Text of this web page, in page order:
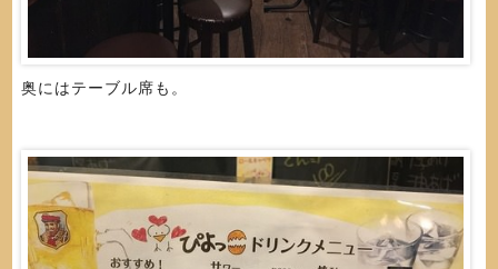
奥にはテーブル席も。